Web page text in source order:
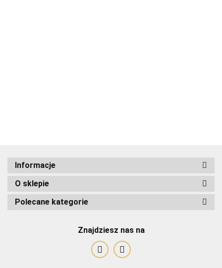
Alessandro Paoli
Informacje
O sklepie
Polecane kategorie
Znajdziesz nas na